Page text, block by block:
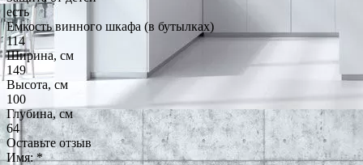
есть
Емкость винного шкафа (в бутылках)
114
Ширина, см
149
Высота, см
100
Глубина, см
64
Оставьте отзыв
Имя:*